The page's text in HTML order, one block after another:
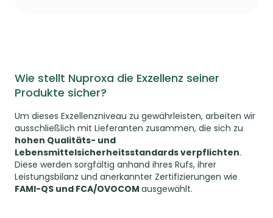
Wie stellt Nuproxa die Exzellenz seiner
Produkte sicher?
Um dieses Exzellenzniveau zu gewährleisten, arbeiten wir
ausschließlich mit Lieferanten zusammen, die sich zu
hohen Qualitäts- und
Lebensmittelsicherheitsstandards verpflichten.
Diese werden sorgfältig anhand ihres Rufs, ihrer
Leistungsbilanz und anerkannter Zertifizierungen wie
FAMI-QS und FCA/OVOCOM ausgewählt.